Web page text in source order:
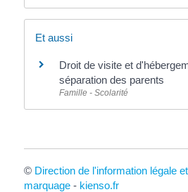
Et aussi
Droit de visite et
séparation des parents
Famille - Scolarité
© Direction de l'information légale
marquage- kienso.fr